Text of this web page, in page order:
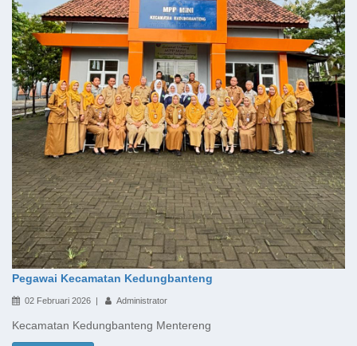
Pegawai Kecamatan Kedungbanteng
02 Februari 2026 | Administrator
Kecamatan Kedungbanteng Mentereng